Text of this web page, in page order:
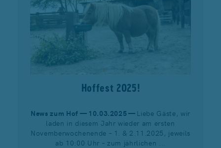
Hoffest 2025!
News zum Hof — 10.03.2025 — Liebe Gäste, wir
laden in diesem Jahr wieder am ersten
Novemberwochenende – 1. & 2.11.2025, jeweils
ab 10:00 Uhr – zum jährlichen ...